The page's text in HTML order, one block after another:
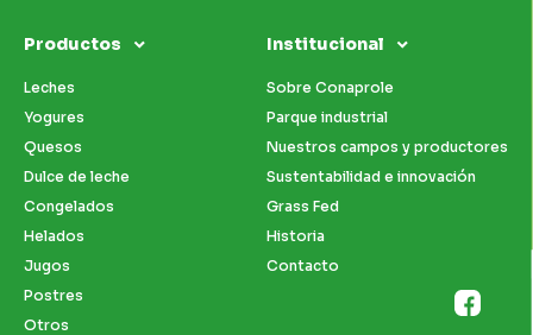
Productos
Leches
Yogures
Quesos
Dulce de leche
Congelados
Helados
Jugos
Postres
Otros
Institucional
Sobre Conaprole
Parque industrial
Nuestros campos y productores
Sustentabilidad e innovación
Grass Fed
Historia
Contacto